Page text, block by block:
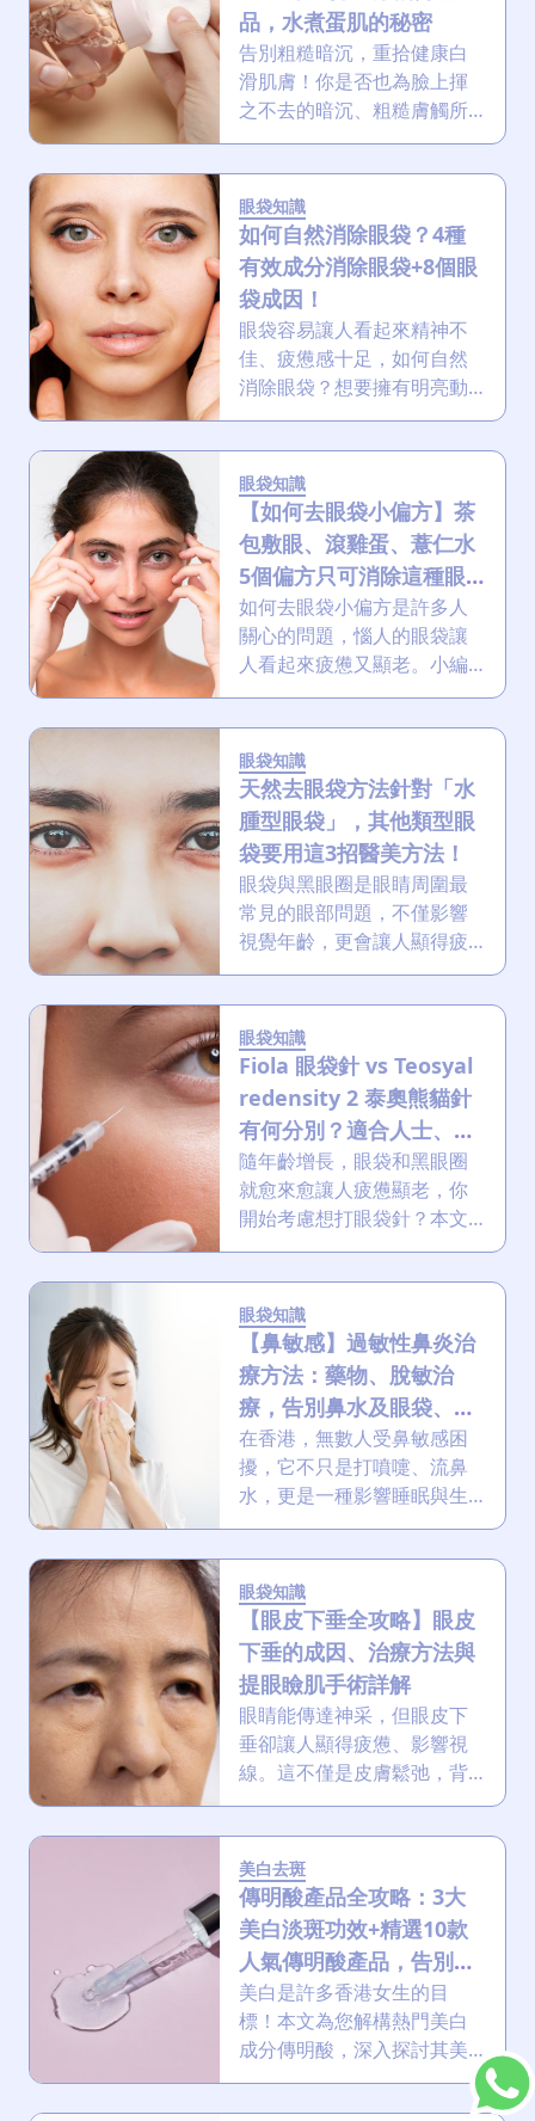
品，水煮蛋肌的秘密
告別粗糙暗沉，重拾健康白
滑肌膚！你是否也為臉上揮
之不去的暗沉、粗糙膚觸所
困擾？角質層的堆積不僅讓
肌膚失去光澤，更阻礙了後
續保養品的吸收。去角質是
重煥肌膚活力的關鍵步驟，
而溫和有效的去角質爽膚
水，便是最方便及理想選
擇。
眼袋知識
如何自然消除眼袋？4種
有效成分消除眼袋+8個眼
袋成因！
眼袋容易讓人看起來精神不
佳、疲憊感十足，如何自然
消除眼袋？想要擁有明亮動
人的雙眸嗎？本文將深入探
討眼袋成因，並提供一系列
消除眼袋的自然方法，助你
擺脫眼袋問題，重拾年輕自
信！
眼袋知識
【如何去眼袋小偏方】茶
包敷眼、滾雞蛋、薏仁水
5個偏方只可消除這種眼
袋，其他都不行？
如何去眼袋小偏方是許多人
關心的問題，惱人的眼袋讓
人看起來疲憊又顯老。小編
將帶你深入了解眼袋的成
因，並提供5大有效去眼袋及
預防眼袋的方案，讓你從根
本上消除眼袋，重現明亮雙
眸！
眼袋知識
天然去眼袋方法針對「水
腫型眼袋」，其他類型眼
袋要用這3招醫美方法！
眼袋與黑眼圈是眼睛周圍最
常見的眼部問題，不僅影響
視覺年齡，更會讓人顯得疲
憊無神！你想找天然去眼袋
方法，但是天然去眼袋方法
多為水腫型眼袋而設？其他
類型眼袋也有這3種有效的醫
美解決方案！
眼袋知識
Fiola 眼袋針 vs Teosyal
redensity 2 泰奧熊貓針
有何分別？適合人士、功
效及副作用
隨年齡增長，眼袋和黑眼圈
就愈來愈讓人疲憊顯老，你
開始考慮想打眼袋針？本文
為你解析涵蓋泰奧熊貓針
（teosyal redensity 2）與
fiola eyebag 眼袋針等針劑
的原理、效果、副作用及術
後護理，助你了解如何緊緻
眼周，對抗眼周老化！
眼袋知識
【鼻敏感】過敏性鼻炎治
療方法：藥物、脫敏治
療，告別鼻水及眼袋、黑
眼圈
在香港，無數人受鼻敏感困
擾，它不只是打噴嚏、流鼻
水，更是一種影響睡眠與生
活的慢性疾病。想徹底解
決？本文深入剖析過敏性鼻
炎的成因、症狀與治療方
法，助你從根源上告別鼻
炎，揮別鼻敏感引起的黑眼
圈及眼袋！
眼袋知識
【眼皮下垂全攻略】眼皮
下垂的成因、治療方法與
提眼瞼肌手術詳解
眼睛能傳達神采，但眼皮下
垂卻讓人顯得疲憊、影響視
線。這不僅是皮膚鬆弛，背
後成因複雜。本文將全面解
析眼皮下垂的類型與成因，
並詳述提眼瞼肌手術等治療
方法，助您恢復年輕外觀與
自信！
美白去斑
傳明酸產品全攻略：3大
美白淡斑功效+精選10款
人氣傳明酸產品，告別色
斑
美白是許多香港女生的目
標！本文為您解構熱門美白
成分傳明酸，深入探討其美
白原理及美白功效，並嚴選
香港10大高人氣傳明酸保養